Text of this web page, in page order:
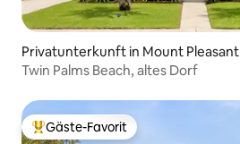
Privatunterkunft in Mount Pleasant
Twin Palms Beach, altes Dorf
Beliebter Gäste-Favorit.
Gäste-Favorit